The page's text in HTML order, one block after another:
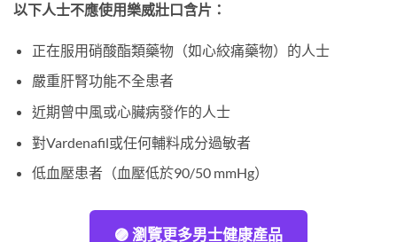
以下人士不應使用樂威壯口含片：
正在服用硝酸酯類藥物（如心絞痛藥物）的人士
嚴重肝腎功能不全患者
近期曾中風或心臟病發作的人士
對Vardenafil或任何輔料成分過敏者
低血壓患者（血壓低於90/50 mmHg）
🟣 瀏覽更多男士健康產品